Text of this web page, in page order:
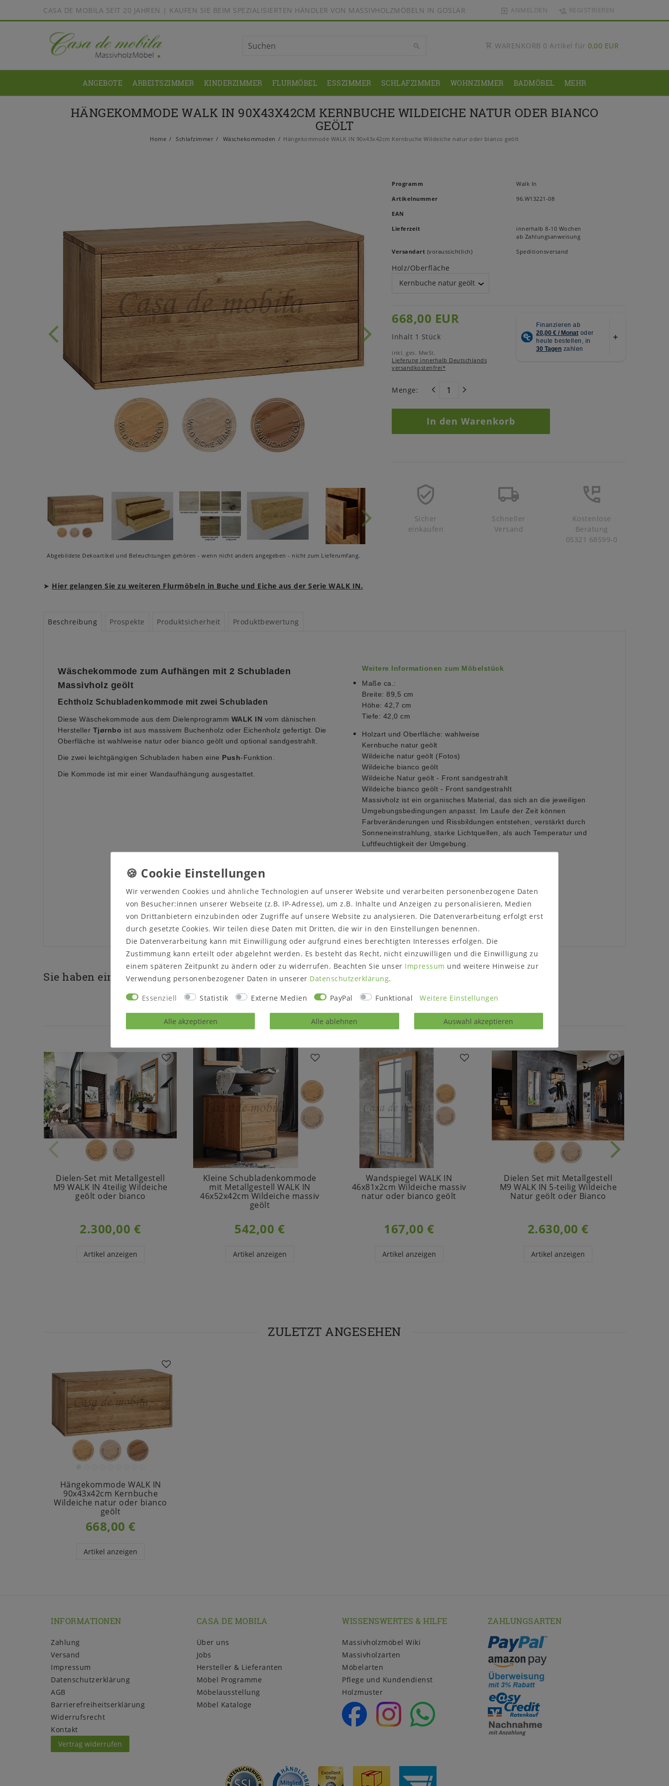
CASA DE MOBILA SEIT 20 JAHREN | KAUFEN SIE BEIM SPEZIALISIERTEN HÄNDLER VON MASSIVHOLZMÖBELN IN GOSLAR ANMELDEN REGISTRIEREN
WARENKORB 0 Artikel für 0,00 EUR
ANGEBOTE ARBEITSZIMMER KINDERZIMMER FLURMÖBEL ESSZIMMER SCHLAFZIMMER WOHNZIMMER BADMÖBEL MEHR
HÄNGEKOMMODE WALK IN 90X43X42CM KERNBUCHE WILDEICHE NATUR ODER BIANCO
GEÖLT
Home Schlafzimmer Wäschekommoden Hängekommode WALK IN 90x43x42cm Kernbuche Wildeiche natur oder bianco geölt
Abgebildete Dekoartikel und Beleuchtungen gehören - wenn nicht anders angegeben - nicht zum Lieferumfang.
Programm
Walk In
Artikelnummer
96.W13221-08
EAN
Lieferzeit
innerhalb 8-10 Wochen
ab Zahlungsanweisung
Versandart (voraussichtlich) Speditionsversand
Holz/Oberfläche
668,00 EUR
Inhalt 1 Stück
inkl. ges. MwSt.
Lieferung innerhalb Deutschlands
versandkostenfrei*
Menge:
In den Warenkorb
Sicher
einkaufen
Schneller
Versand
Kostenlose
Beratung
05321 68599-0
➤ Hier gelangen Sie zu weiteren Flurmöbeln in Buche und Eiche aus der Serie WALK IN.
Beschreibung Prospekte Produktsicherheit Produktbewertung
Wäschekommode zum Aufhängen mit 2 Schubladen
Massivholz geölt
Echtholz Schubladenkommode mit zwei Schubladen
Diese Wäschekommode aus dem Dielenprogramm WALK IN vom dänischen
Hersteller Tjørnbo ist aus massivem Buchenholz oder Eichenholz gefertigt. Die
Oberfläche ist wahlweise natur oder bianco geölt und optional sandgestrahlt.
Die zwei leichtgängigen Schubladen haben eine Push-Funktion.
Die Kommode ist mir einer Wandaufhängung ausgestattet.
Weitere Informationen zum Möbelstück
Maße ca.:
Breite: 89,5 cm
Höhe: 42,7 cm
Tiefe: 42,0 cm
Holzart und Oberfläche: wahlweise
Kernbuche natur geölt
Wildeiche natur geölt (Fotos)
Wildeiche bianco geölt
Wildeiche Natur geölt - Front sandgestrahlt
Wildeiche bianco geölt - Front sandgestrahlt
Massivholz ist ein organisches Material, das sich an die jeweiligen
Umgebungsbedingungen anpasst. Im Laufe der Zeit können
Farbveränderungen und Rissbildungen entstehen, verstärkt durch
Sonneneinstrahlung, starke Lichtquellen, als auch Temperatur und
Luftfeuchtigkeit der Umgebung.
Sie haben eine Frage zu diesem Produkt? Gerne können Sie uns kontaktieren
Passende Artikel
Dielen-Set mit Metallgestell
M9 WALK IN 4teilig Wildeiche
geölt oder bianco
2.300,00 €
Artikel anzeigen
Kleine Schubladenkommode
mit Metallgestell WALK IN
46x52x42cm Wildeiche massiv
geölt
542,00 €
Artikel anzeigen
Wandspiegel WALK IN
46x81x2cm Wildeiche massiv
natur oder bianco geölt
167,00 €
Artikel anzeigen
Dielen Set mit Metallgestell
M9 WALK IN 5-teilig Wildeiche
Natur geölt oder Bianco
2.630,00 €
Artikel anzeigen
ZULETZT ANGESEHEN
Hängekommode WALK IN
90x43x42cm Kernbuche
Wildeiche natur oder bianco
geölt
668,00 €
Artikel anzeigen
INFORMATIONEN
Zahlung
Versand
Impressum
Daten­schutz­erklärung
AGB
Barrierefreiheitserklärung
Widerrufs­recht
Kontakt
Vertrag widerrufen
CASA DE MOBILA
Über uns
Jobs
Hersteller & Lieferanten
Möbel Programme
Möbelausstellung
Möbel Kataloge
WISSENSWERTES & HILFE
Massivholzmöbel Wiki
Massivholzarten
Möbelarten
Pflege und Kundendienst
Holzmuster
ZAHLUNGSARTEN
Wir verwenden Cookies und ähnliche Technologien auf unserer Website und verarbeiten personenbezogene Daten
von Besucher:innen unserer Webseite (z.B. IP-Adresse), um z.B. Inhalte und Anzeigen zu personalisieren, Medien
von Drittanbietern einzubinden oder Zugriffe auf unsere Website zu analysieren. Die Datenverarbeitung erfolgt erst
durch gesetzte Cookies. Wir teilen diese Daten mit Dritten, die wir in den Einstellungen benennen.
Die Datenverarbeitung kann mit Einwilligung oder aufgrund eines berechtigten Interesses erfolgen. Die
Zustimmung kann erteilt oder abgelehnt werden. Es besteht das Recht, nicht einzuwilligen und die Einwilligung zu
einem späteren Zeitpunkt zu ändern oder zu widerrufen. Beachten Sie unser Impressum und weitere Hinweise zur
Verwendung personenbezogener Daten in unserer Daten­schutz­erklärung.
Essenziell Statistik Externe Medien PayPal Funktional Weitere Einstellungen
Alle akzeptieren Alle ablehnen Auswahl akzeptieren